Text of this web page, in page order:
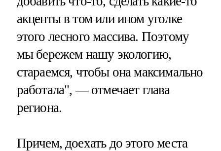
акценты в том или ином уголке
этого лесного массива. Поэтому
мы бережем нашу экологию,
стараемся, чтобы она максимально
работала", — отмечает глава
региона.
Причем, доехать до этого места